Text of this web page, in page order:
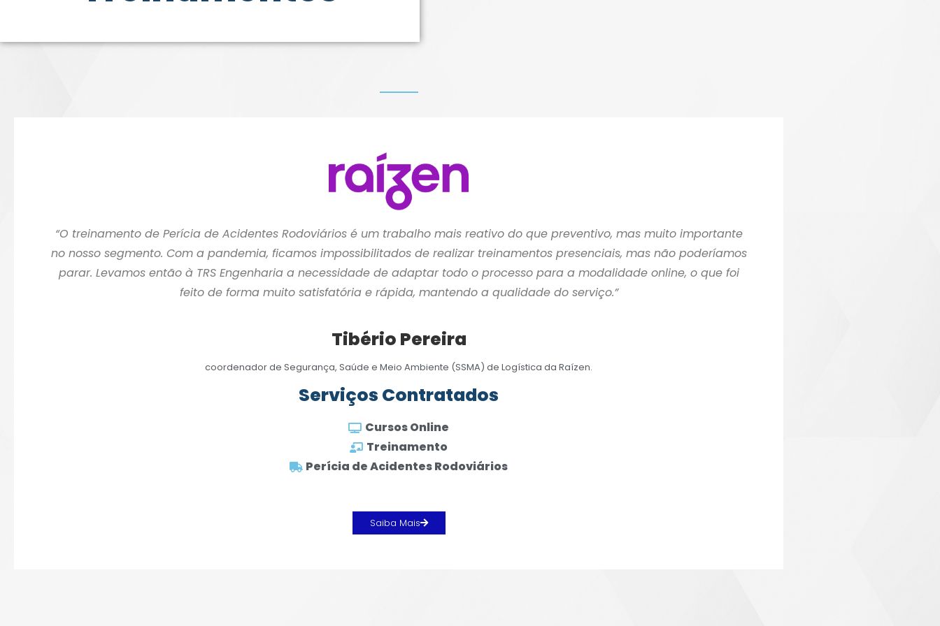
“O treinamento de Perícia de Acidentes Rodoviários é um trabalho mais reativo do que preventivo, mas muito importante
no nosso segmento. Com a pandemia, ficamos impossibilitados de realizar treinamentos presenciais, mas não poderíamos
parar. Levamos então à TRS Engenharia a necessidade de adaptar todo o processo para a modalidade online, o que foi
feito de forma muito satisfatória e rápida, mantendo a qualidade do serviço.”
Tibério Pereira
coordenador de Segurança, Saúde e Meio Ambiente (SSMA) de Logística da Raízen.
Serviços Contratados
Cursos Online
Treinamento
Perícia de Acidentes Rodoviários
Saiba Mais